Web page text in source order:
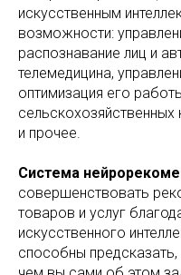
искусственным
возможности:
распознавание лиц и
телемедицина,
оптимизация его
сельскохозяйственных
и прочее.
Система
совершенствовать
товаров и услуг
искусственного
способны